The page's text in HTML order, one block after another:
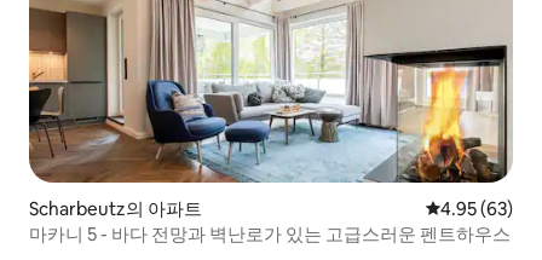
Scharbeutz의 아파트 평점 4.95점(5
4.95 (63)
마카니 5 - 바다 전망과 벽난로가 있는 고급스러운 펜트하우스